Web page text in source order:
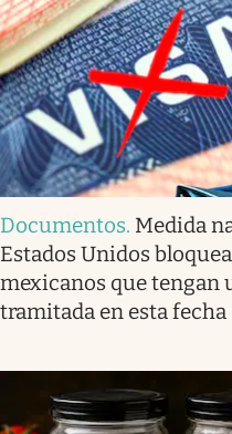
Documentos. Medida
Estados Unidos
mexicanos que tengan
tramitada en esta fecha